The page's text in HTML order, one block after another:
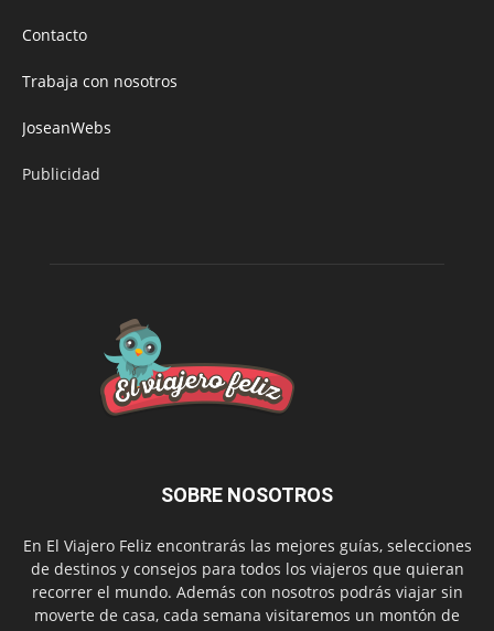
Contacto
Trabaja con nosotros
JoseanWebs
Publicidad
SOBRE NOSOTROS
En El Viajero Feliz encontrarás las mejores guías, selecciones
de destinos y consejos para todos los viajeros que quieran
recorrer el mundo. Además con nosotros podrás viajar sin
moverte de casa, cada semana visitaremos un montón de